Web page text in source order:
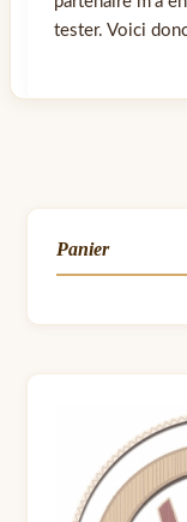
tester. Voici
Panier